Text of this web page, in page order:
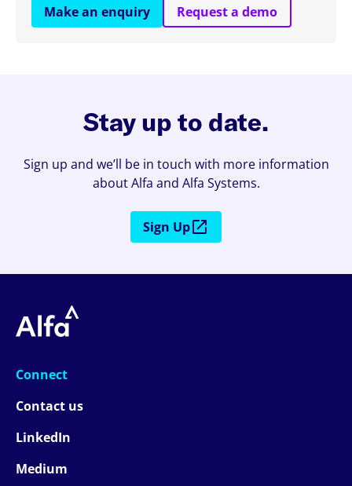
Make an enquiry Request a demo
Stay up to date.
Sign up and we’ll be in touch with more information
about Alfa and Alfa Systems.
Sign Up
Connect
Contact us
LinkedIn
Medium